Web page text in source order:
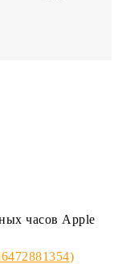
часов Apple
)